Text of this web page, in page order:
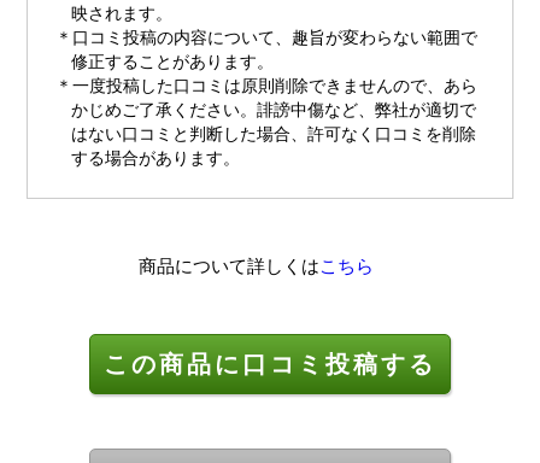
映されます。
口コミ投稿の内容について、趣旨が変わらない範囲で
修正することがあります。
一度投稿した口コミは原則削除できませんので、あら
かじめご了承ください。誹謗中傷など、弊社が適切で
はない口コミと判断した場合、許可なく口コミを削除
する場合があります。
商品について詳しくはこちら
この商品に口コミ投稿する